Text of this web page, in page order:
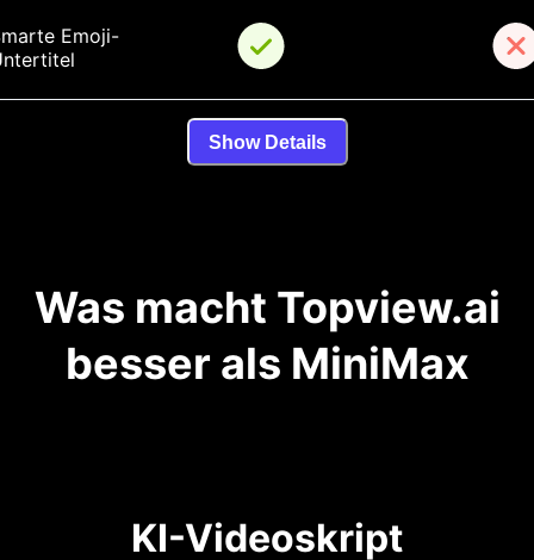
Emoji-
Show Details
Was macht Topview.ai
besser als MiniMax
KI-Videoskript